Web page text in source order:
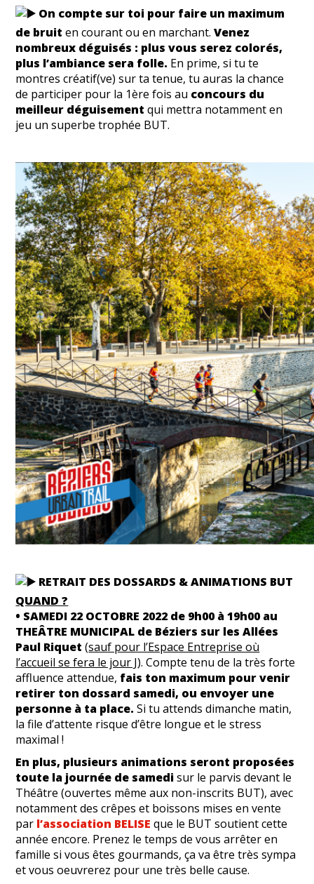
On compte sur toi pour faire un maximum
de bruiten courant ou en marchant.Venez
nombreux déguisés : plus vous serez colorés,
plus l’ambiance sera folle. En prime, si tu te
montres créatif(ve) sur ta tenue, tu auras la chance
de participer pour la 1ère fois au concours du
meilleur déguisementqui mettra notamment en
jeu un superbe trophée BUT.
RETRAIT DES DOSSARDS & ANIMATIONS BUT
QUAND ?
• SAMEDI 22 OCTOBRE 2022 de 9h00 à 19h00 au
THEÂTRE MUNICIPAL de Béziers sur les Allées
Paul Riquet(sauf pour l’Espace Entreprise où
l’accueil se fera le jour J). Compte tenu de la très forte
affluence attendue, fais ton maximum pour venir
retirer ton dossard samedi, ou envoyer une
personne à ta place. Si tu attends dimanche matin,
la file d’attente risque d’être longue et le stress
maximal !
En plus, plusieurs animations seront proposées
toute la journée de samedisur le parvis devant le
Théâtre (ouvertes même aux non-inscrits BUT), avec
notamment des crêpes et boissons mises en vente
par l’association BELISE que le BUT soutient cette
année encore. Prenez le temps de vous arrêter en
famille si vous êtes gourmands, ça va être très sympa
et vous oeuvrerez pour une très belle cause.